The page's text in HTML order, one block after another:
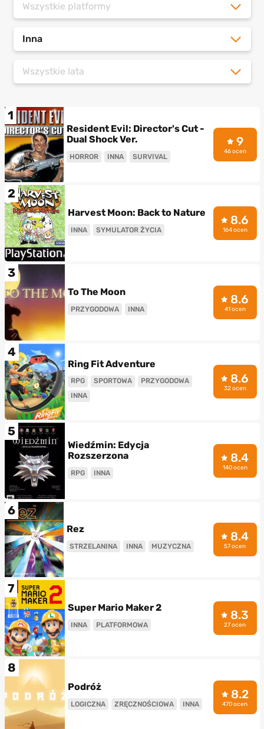
Wszystkie platformy
Inna
Wszystkie lata
1
Resident Evil: Director's Cut -
Dual Shock Ver.
HORROR INNA SURVIVAL
9
46 ocen
2
Harvest Moon: Back to Nature
INNA SYMULATOR ŻYCIA
8.6
164 ocen
3
To The Moon
PRZYGODOWA INNA
8.6
41 ocen
4
Ring Fit Adventure
RPG SPORTOWA
PRZYGODOWA
INNA
8.6
32 ocen
5
Wiedźmin: Edycja
Rozszerzona
RPG INNA
8.4
140 ocen
6
Rez
STRZELANINA INNA MUZYCZNA
8.4
57 ocen
7
Super Mario Maker 2
INNA PLATFORMOWA
8.3
27 ocen
8
Podróż
LOGICZNA ZRĘCZNOŚCIOWA INNA
8.2
470 ocen